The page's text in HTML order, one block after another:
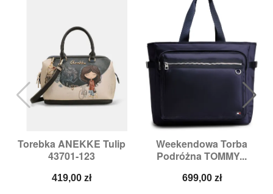
Torebka ANEKKE Tulip
43701-123
Cena
419,00 zł
Weekendowa Torba
Podróżna TOMMY...
Cena
699,00 zł